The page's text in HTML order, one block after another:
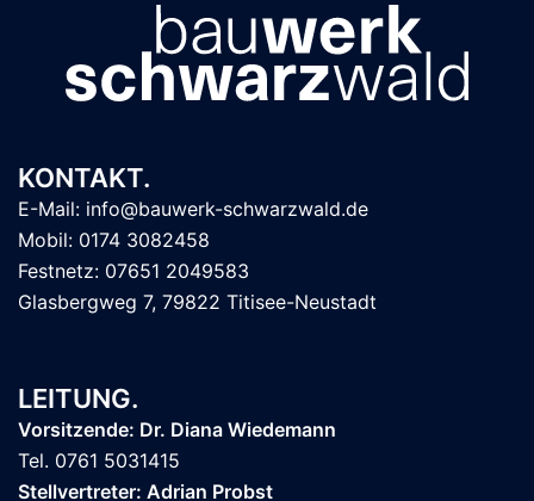
KONTAKT.
E-Mail: info@bauwerk-schwarzwald.de
Mobil: 0174 3082458
Festnetz: 07651 2049583
Glasbergweg 7, 79822 Titisee-Neustadt
LEITUNG.
Vorsitzende: Dr. Diana Wiedemann
Tel. 0761 5031415
Stellvertreter: Adrian Probst